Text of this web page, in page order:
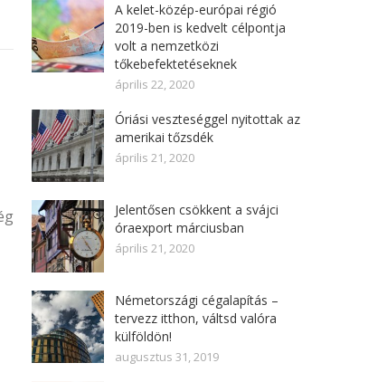
A kelet-közép-európai régió
2019-ben is kedvelt célpontja
volt a nemzetközi
tőkebefektetéseknek
április 22, 2020
Óriási veszteséggel nyitottak az
amerikai tőzsdék
április 21, 2020
Jelentősen csökkent a svájci
óraexport márciusban
április 21, 2020
Németországi cégalapítás –
tervezz itthon, váltsd valóra
külföldön!
augusztus 31, 2019